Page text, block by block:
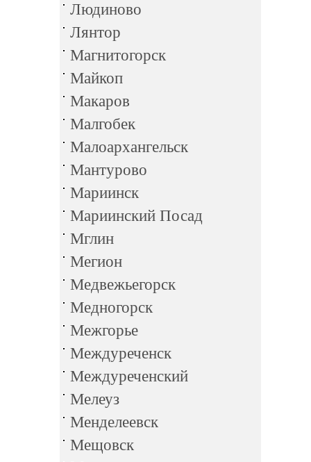
Людиново
Лянтор
Магнитогорск
Майкоп
Макаров
Малгобек
Малоархангельск
Мантурово
Мариинск
Мариинский Посад
Мглин
Мегион
Медвежьегорск
Медногорск
Межгорье
Междуреченск
Междуреченский
Мелеуз
Менделеевск
Мещовск